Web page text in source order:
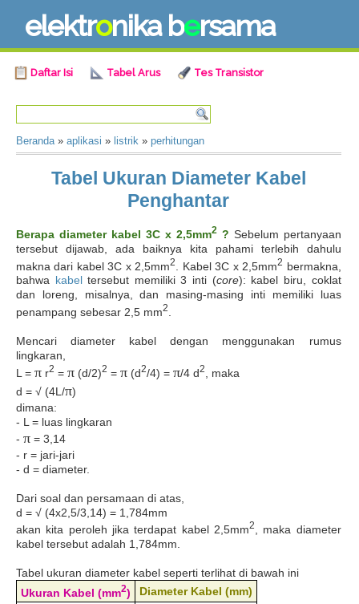
elektronika bersama
Daftar Isi Tabel Arus Tes Transistor
Beranda» aplikasi » listrik » perhitungan
Tabel Ukuran Diameter Kabel
Penghantar
Berapa diameter kabel 3C x 2,5mm2? Sebelum pertanyaan
tersebut dijawab, ada baiknya kita pahami terlebih dahulu
makna dari kabel 3C x 2,5mm2 . Kabel 3C x 2,5mm2 bermakna,
bahwa kabeltersebut memiliki 3 inti (core): kabel biru, coklat
dan loreng, misalnya, dan masing-masing inti memiliki luas
penampang sebesar 2,5 mm2
Mencari diameter kabel dengan menggunakan rumus
lingkaran,
L = π r2 = π (d/2)2 = π (d2/4) = π/4 d2
, maka
d = √ (4L/π)
dimana:
- L = luas lingkaran
- π = 3,14
- r = jari-jari
- d = diameter.
Dari soal dan persamaan di atas,
d = √ (4x2,5/3,14) = 1,784mm
akan kita peroleh jika terdapat kabel 2,5mm2, maka diameter
kabel tersebut adalah 1,784mm.
Tabel ukuran diameter kabel seperti terlihat di bawah ini
Ukuran Kabel (mm2)
Diameter Kabel (mm)